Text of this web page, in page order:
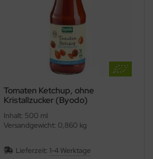
Tomaten Ketchup, ohne
Kristallzucker (Byodo)
Inhalt: 500 ml
Versandgewicht: 0,860 kg
Lieferzeit:1-4 Werktage